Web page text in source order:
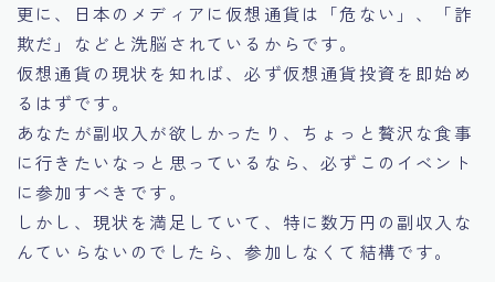
更に、日本のメディアに仮想通貨は「危ない」、「詐
欺だ」などと洗脳されているからです。
仮想通貨の現状を知れば、必ず仮想通貨投資を即始め
るはずです。
あなたが副収入が欲しかったり、ちょっと贅沢な食事
に行きたいなっと思っているなら、必ずこのイベント
に参加すべきです。
しかし、現状を満足していて、特に数万円の副収入な
んていらないのでしたら、参加しなくて結構です。